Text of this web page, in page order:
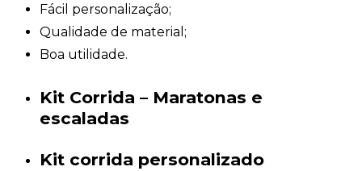
Fácil personalização;
Qualidade de material;
Boa utilidade.
Kit Corrida – Maratonas e
escaladas
Kit corrida personalizado